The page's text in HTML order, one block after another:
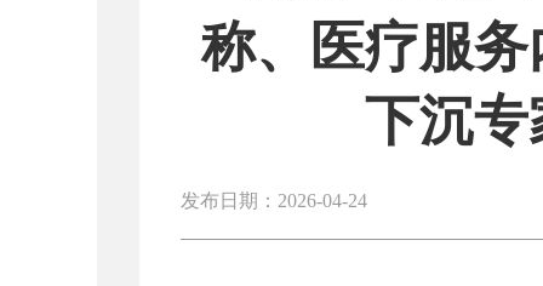
称、医疗服
下沉
发布日期：2026-04-24